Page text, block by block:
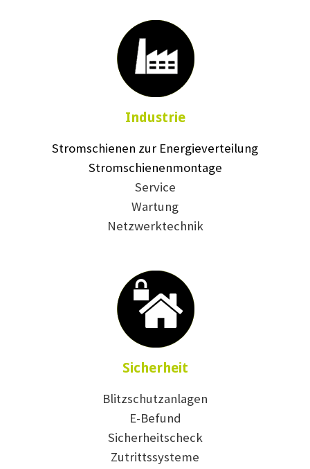
Industrie
Stromschienen zur Energieverteilung
Stromschienenmontage
Service
Wartung
Netzwerktechnik
Sicherheit
Blitzschutzanlagen
E-Befund
Sicherheitscheck
Zutrittssysteme